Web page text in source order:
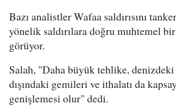
Bazı analistler Wafaa saldırısını
yönelik saldırılara doğru muhtemel
görüyor.
Salah, "Daha büyük tehlike,
dışındaki gemileri ve ithalatı da
genişlemesi olur" dedi.